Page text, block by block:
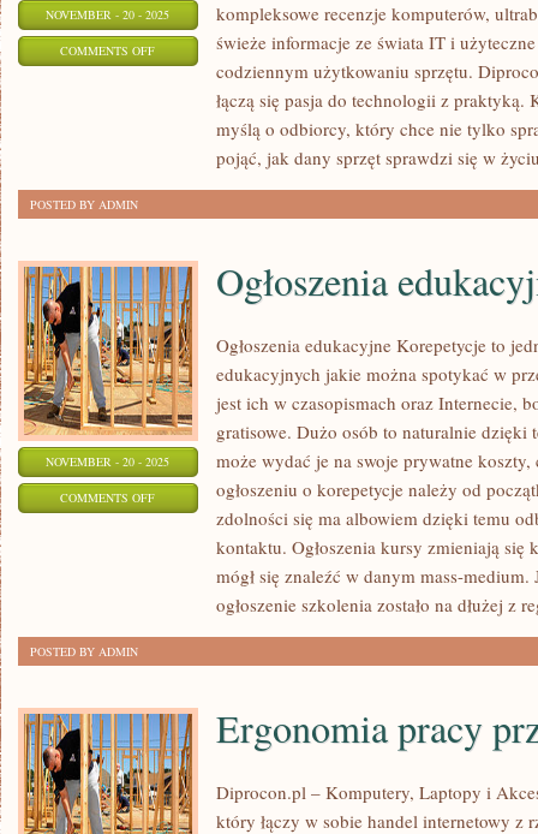
NOVEMBER - 20 - 2025
COMMENTS OFFON
KLAWIATURY
kompleksowe recenzje komputerów,
świeże informacje ze świata IT i
codziennym użytkowaniu sprzętu.
łączą się pasja do technologii z praktyką.
myślą o odbiorcy, który chce nie tylko
pojąć, jak dany sprzęt sprawdzi się w
POSTED BY ADMIN
NOVEMBER - 20 - 2025
COMMENTS OFFON
OGŁOSZENIA
EDUKACYJNE
Ogłoszenia
Ogłoszenia edukacyjne Korepetycje to
edukacyjnych jakie można spotykać w
jest ich w czasopismach oraz Internecie,
gratisowe. Dużo osób to naturalnie dzięki
może wydać je na swoje prywatne
ogłoszeniu o korepetycje należy od
zdolności się ma albowiem dzięki temu
kontaktu. Ogłoszenia kursy zmieniają się
mógł się znaleźć w danym mass-
ogłoszenie szkolenia zostało na dłużej z
POSTED BY ADMIN
Ergonomia pracy
Diprocon.pl – Komputery, Laptopy i
który łączy w sobie handel internetowy z